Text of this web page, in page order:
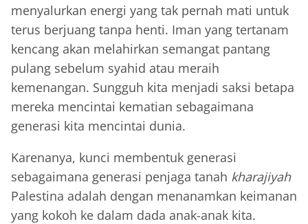
menyalurkan energi yang tak pernah mati untuk
terus berjuang tanpa henti. Iman yang tertanam
kencang akan melahirkan semangat pantang
pulang sebelum syahid atau meraih
kemenangan. Sungguh kita menjadi saksi betapa
mereka mencintai kematian sebagaimana
generasi kita mencintai dunia.
Karenanya, kunci membentuk generasi
sebagaimana generasi penjaga tanah kharajiyah
Palestina adalah dengan menanamkan keimanan
yang kokoh ke dalam dada anak-anak kita.